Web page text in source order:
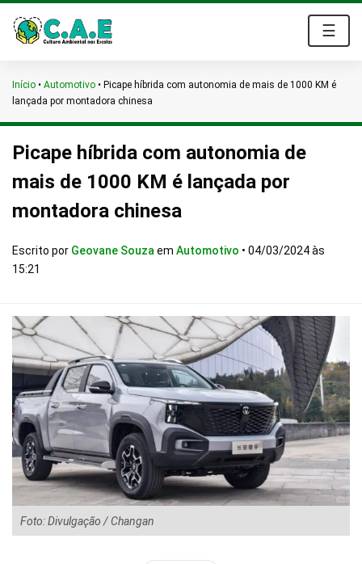
☰
Início • Automotivo • Picape híbrida com autonomia de mais de 1000 KM é
lançada por montadora chinesa
Picape híbrida com autonomia de
mais de 1000 KM é lançada por
montadora chinesa
Escrito por Geovane Souza em Automotivo • 04/03/2024 às
15:21
Foto: Divulgação / Changan